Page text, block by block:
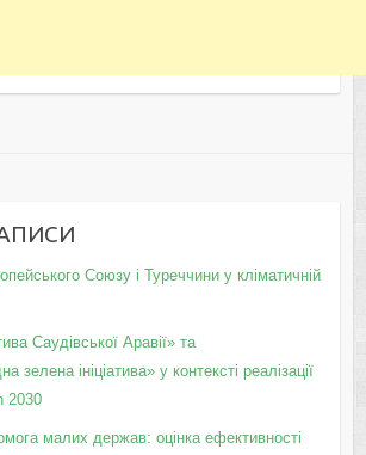
Союзу і Туреччини у кліматичній
Саудівської Аравії» та
зелена ініціатива» у контексті реалізації
2030
малих держав: оцінка ефективності